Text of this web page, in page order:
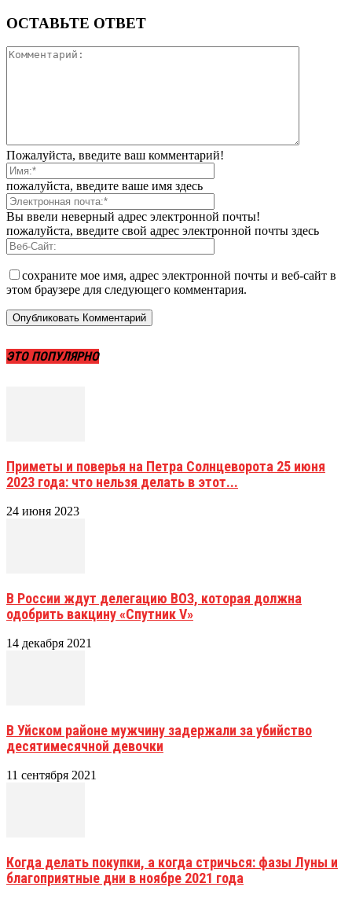
ОСТАВЬТЕ ОТВЕТ
Пожалуйста, введите ваш комментарий!
пожалуйста, введите ваше имя здесь
Вы ввели неверный адрес электронной почты!
пожалуйста, введите свой адрес электронной почты здесь
сохраните мое имя, адрес электронной почты и веб-сайт в
этом браузере для следующего комментария.
ЭТО ПОПУЛЯРНО
Приметы и поверья на Петра Солнцеворота 25 июня
2023 года: что нельзя делать в этот...
24 июня 2023
В России ждут делегацию ВОЗ, которая должна
одобрить вакцину «Спутник V»
14 декабря 2021
В Уйском районе мужчину задержали за убийство
десятимесячной девочки
11 сентября 2021
Когда делать покупки, а когда стричься: фазы Луны и
благоприятные дни в ноябре 2021 года